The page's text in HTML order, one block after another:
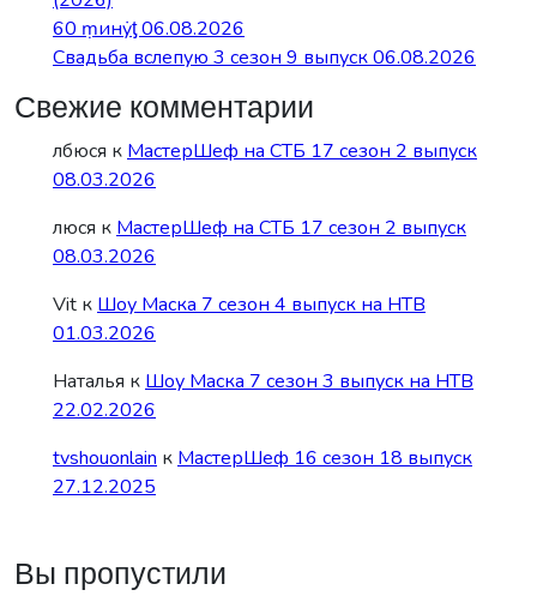
60 ṃинẏƫ 06.08.2026
Свадьба вслепую 3 сезон 9 выпуск 06.08.2026
Свежие комментарии
лбюся к МастерШеф на СТБ 17 сезон 2 выпуск
08.03.2026
люся к МастерШеф на СТБ 17 сезон 2 выпуск
08.03.2026
Vit к Шоу Маска 7 сезон 4 выпуск на НТВ
01.03.2026
Наталья к Шоу Маска 7 сезон 3 выпуск на НТВ
22.02.2026
tvshouonlain к МастерШеф 16 сезон 18 выпуск
27.12.2025
Вы пропустили